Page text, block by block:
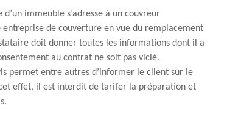
immeuble s’adresse à un couvreur
entreprise de couverture en vue du remplacement
doit donner toutes les informations dont il a
au contrat ne soit pas vicié.
permet entre autres d’informer le client sur le
effet, il est interdit de tarifer la préparation et